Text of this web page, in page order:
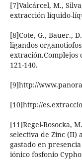
[7]Valcárcel, M.,
extracción líquido-
[8]Cote, G., Bauer.,
ligandos
extración.Complejos
121-140.
[9]http://
[10]http://
[11]Regel-Rosocka,
selectiva de Zinc (II)
gastado en
iónico fosfonio